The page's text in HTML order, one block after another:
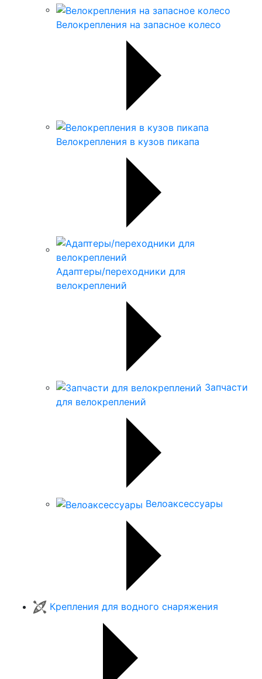
Велокрепления на запасное колесо
Велокрепления в кузов пикапа
Адаптеры/переходники для
велокреплений
Запчасти
для велокреплений
Велоаксессуары
Крепления для водного снаряжения